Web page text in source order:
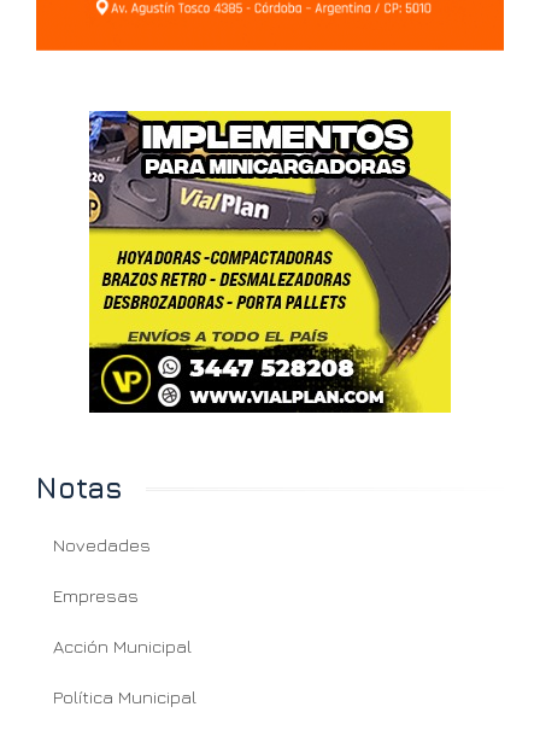
Notas
Novedades
Empresas
Acción Municipal
Política Municipal